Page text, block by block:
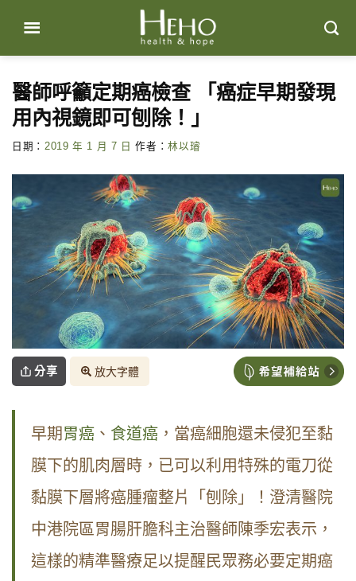
content
醫師呼籲定期癌檢查 「癌症早期發現
用內視鏡即可刨除！」
日期： 2019 年 1 月 7 日 作者：林以璿
分享 放大字體
早期 胃癌 、 食道癌 ，當癌細胞還未侵犯至黏
膜下的肌肉層時，已可以利用特殊的電刀從
黏膜下層將癌腫瘤整片「刨除」！澄清醫院
中港院區胃腸肝膽科主治醫師陳季宏表示，
這樣的精準醫療足以提醒民眾務必要定期癌